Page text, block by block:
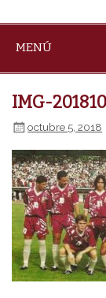
MENÚ
IMG-
octubre 5, 2018